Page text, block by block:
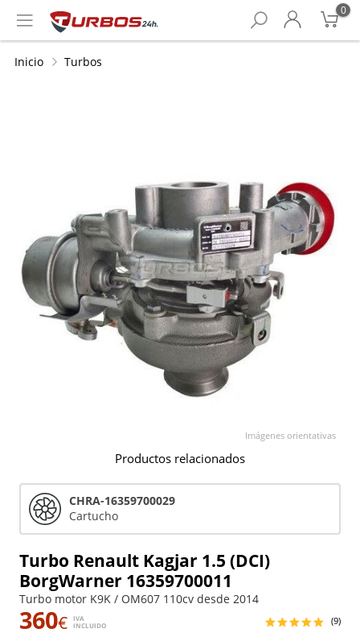
0
Inicio Turbos
Turbo Renault Kagjar 1.5 (DCI)
BorgWarner 16359700011
Turbo motor K9K / OM607 110cv desde 2014
360€
IVA
INCLUIDO
(9)
Imágenes orientativas
Productos relacionados
CHRA-16359700029
Cartucho